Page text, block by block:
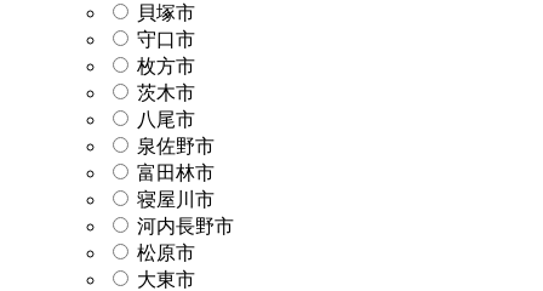
貝塚市
守口市
枚方市
茨木市
八尾市
泉佐野市
富田林市
寝屋川市
河内長野市
松原市
大東市